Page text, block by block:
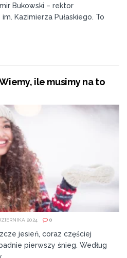
Bukowski – rektor
Kazimierza Pułaskiego. To
ile musimy na to
2024 0
jesień, coraz częściej
pierwszy śnieg. Według